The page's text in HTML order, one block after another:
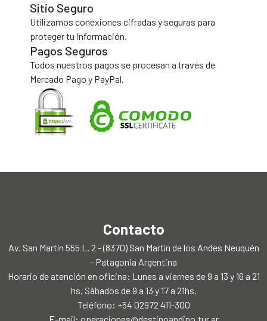
Sitio Seguro
Utilizamos conexiones cifradas y seguras para
proteger tu información.
Pagos Seguros
Todos nuestros pagos se procesan a través de
Mercado Pago y PayPal.
Contacto
Av. San Martín 555 L. 2 - (8370) San Martín de los Andes Neuquén
- Patagonia Argentina
Horario de atención en oficina: Lunes a viernes de 9 a 13 y 16 a 21
hs. Sábados de 9 a 13 y 17 a 21hs.
Teléfono: +54 02972 411-300